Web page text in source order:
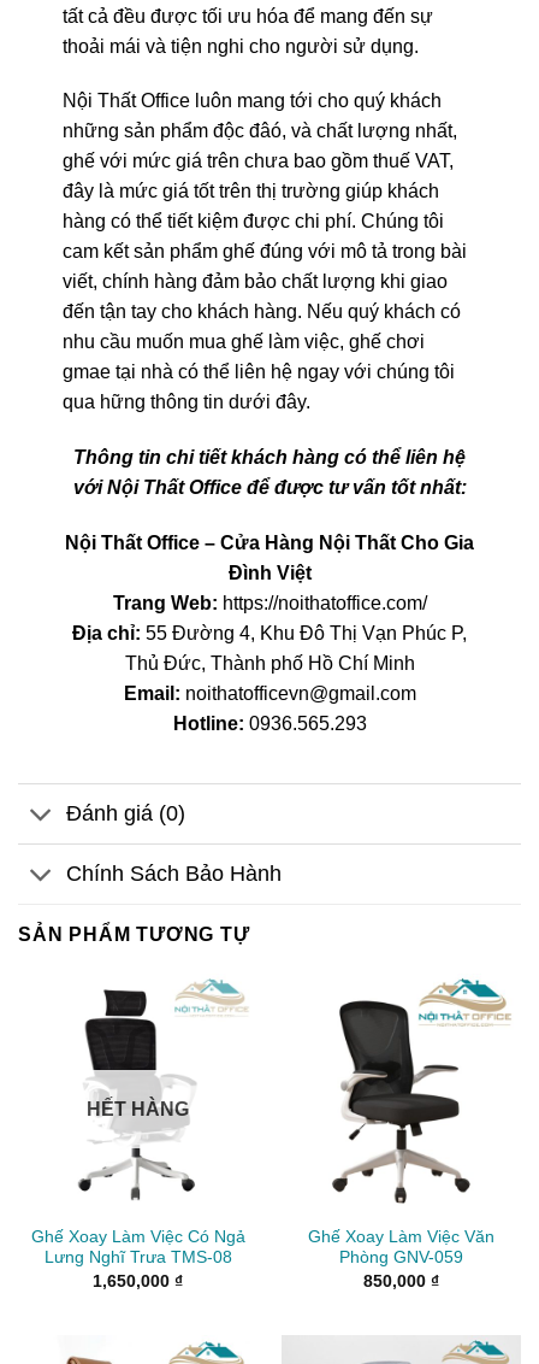
tất cả đều được tối ưu hóa để mang đến sự
thoải mái và tiện nghi cho người sử dụng.
Nội Thất Office luôn mang tới cho quý khách
những sản phẩm độc đâó, và chất lượng nhất,
ghế với mức giá trên chưa bao gồm thuế VAT,
đây là mức giá tốt trên thị trường giúp khách
hàng có thể tiết kiệm được chi phí. Chúng tôi
cam kết sản phẩm ghế đúng với mô tả trong bài
viết, chính hàng đảm bảo chất lượng khi giao
đến tận tay cho khách hàng. Nếu quý khách có
nhu cầu muốn mua ghế làm việc, ghế chơi
gmae tại nhà có thể liên hệ ngay với chúng tôi
qua hững thông tin dưới đây.
Thông tin chi tiết khách hàng có thể liên hệ
với Nội Thất Office để được tư vấn tốt nhất:
Nội Thất Office – Cửa Hàng Nội Thất Cho Gia
Đình Việt
Trang Web: https://noithatoffice.com/
Địa chỉ: 55 Đường 4, Khu Đô Thị Vạn Phúc P,
Thủ Đức, Thành phố Hồ Chí Minh
Email: noithatofficevn@gmail.com
Hotline: 0936.565.293
Đánh giá (0)
Chính Sách Bảo Hành
SẢN PHẨM TƯƠNG TỰ
HẾT HÀNG
Ghế Xoay Làm Việc Có Ngả
Lưng Nghĩ Trưa TMS-08
1,650,000 ₫
Ghế Xoay Làm Việc Văn
Phòng GNV-059
850,000 ₫